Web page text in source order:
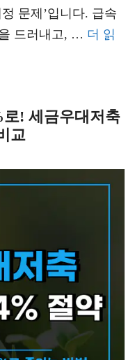
문제’입니다. 급속
드러내고, … 더 읽
! 세금우대저축
교